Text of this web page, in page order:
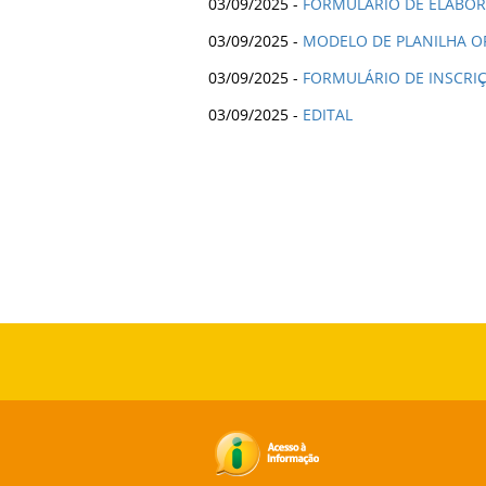
03/09/2025 - MODELO DE PLANILHA
03/09/2025 - FORMULÁRIO DE
03/09/2025 - EDITAL